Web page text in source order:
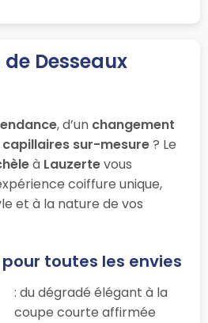
Desseaux
, d’un changement
capillaires sur-mesure? Le
à Lauzertevous
coiffure unique,
et à la nature de vos
toutes les envies
: du dégradé élégant à la
coupe courte affirmée